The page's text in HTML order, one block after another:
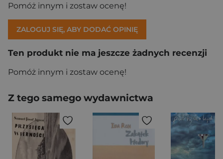
Pomóż innym i zostaw ocenę!
ZALOGUJ SIĘ, ABY DODAĆ OPINIĘ
Ten produkt nie ma jeszcze żadnych recenzji
Pomóż innym i zostaw ocenę!
Z tego samego wydawnictwa